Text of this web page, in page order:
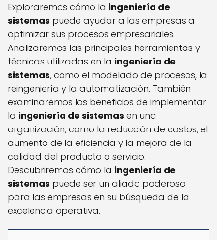
Exploraremos cómo la ingeniería de
sistemas puede ayudar a las empresas a
optimizar sus procesos empresariales.
Analizaremos las principales herramientas y
técnicas utilizadas en la ingeniería de
sistemas, como el modelado de procesos, la
reingeniería y la automatización. También
examinaremos los beneficios de implementar
la ingeniería de sistemas en una
organización, como la reducción de costos, el
aumento de la eficiencia y la mejora de la
calidad del producto o servicio.
Descubriremos cómo la ingeniería de
sistemas puede ser un aliado poderoso
para las empresas en su búsqueda de la
excelencia operativa.